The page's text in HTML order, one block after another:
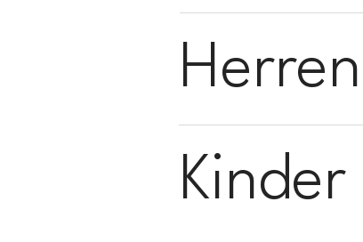
Herren
Kinder